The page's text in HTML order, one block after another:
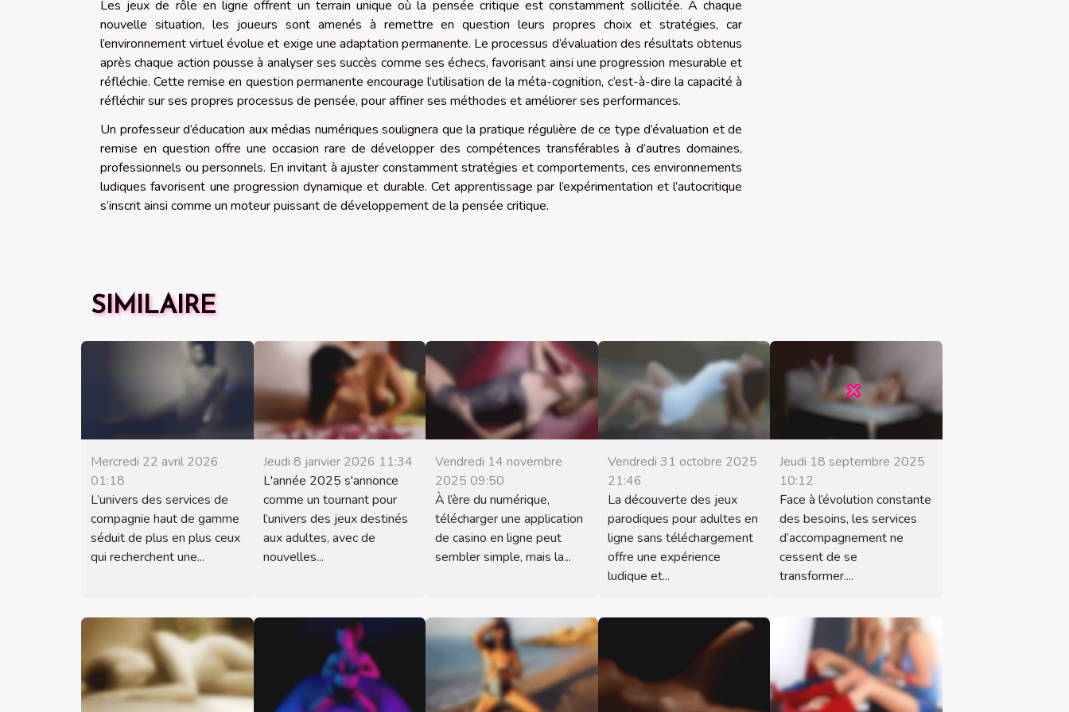
Les jeux de rôle en ligne offrent un terrain unique où la pensée critique est constamment sollicitée. À chaque
nouvelle situation, les joueurs sont amenés à remettre en question leurs propres choix et stratégies, car
l’environnement virtuel évolue et exige une adaptation permanente. Le processus d’évaluation des résultats obtenus
après chaque action pousse à analyser ses succès comme ses échecs, favorisant ainsi une progression mesurable et
réfléchie. Cette remise en question permanente encourage l’utilisation de la méta-cognition, c’est-à-dire la capacité à
réfléchir sur ses propres processus de pensée, pour affiner ses méthodes et améliorer ses performances.
Un professeur d’éducation aux médias numériques soulignera que la pratique régulière de ce type d’évaluation et de
remise en question offre une occasion rare de développer des compétences transférables à d’autres domaines,
professionnels ou personnels. En invitant à ajuster constamment stratégies et comportements, ces environnements
ludiques favorisent une progression dynamique et durable. Cet apprentissage par l’expérimentation et l’autocritique
s’inscrit ainsi comme un moteur puissant de développement de la pensée critique.
SIMILAIRE
Mercredi 22 avril 2026
01:18
L’univers des services de
compagnie haut de gamme
séduit de plus en plus ceux
qui recherchent une...
Jeudi 8 janvier 2026 11:34
L'année 2025 s'annonce
comme un tournant pour
l’univers des jeux destinés
aux adultes, avec de
nouvelles...
Vendredi 14 novembre
2025 09:50
À l’ère du numérique,
télécharger une application
de casino en ligne peut
sembler simple, mais la...
Vendredi 31 octobre 2025
21:46
La découverte des jeux
parodiques pour adultes en
ligne sans téléchargement
offre une expérience
ludique et...
Jeudi 18 septembre 2025
10:12
Face à l’évolution constante
des besoins, les services
d’accompagnement ne
cessent de se
transformer....